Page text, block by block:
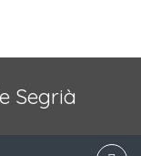
Segrià